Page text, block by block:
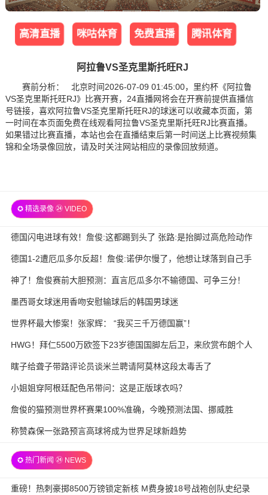
高清直播 咪咕体育 免费直播 腾讯体育
阿拉鲁VS圣克里斯托旺RJ
赛前分析： 北京时间2026-07-09 01:45:00，里约杯《阿拉鲁
VS圣克里斯托旺RJ》比赛开赛，24直播网将会在开赛前提供直播信
号链接，喜欢阿拉鲁VS圣克里斯托旺RJ的球迷可以收藏本页面，第
一时间在本页面免费在线观看阿拉鲁VS圣克里斯托旺RJ比赛直播。
如果错过比赛直播，本站也会在直播结束后第一时间送上比赛视频集
锦和全场录像回放，请及时关注网站相应的录像回放频道。
✪ 精选录像 ㉔ VIDEO
德国闪电进球有效！詹俊:这都踢到头了 张路:是抬脚过高危险动作
德国1-2遭厄瓜多尔反超！詹俊:诺伊尔慢了，他想让球落到自己手
里
神了！詹俊赛前大胆预测：直言厄瓜多尔不输德国、可争三分！
墨西哥女球迷用香吻安慰输球后的韩国男球迷
世界杯最大惨案！张家辉： “我买三千万德国赢”！
HWG！拜仁5500万欧签下23岁德国国脚左后卫，来欣赏布朗个人
集锦
瞎子给聋子带路评论员谈米兰聘请阿莫林这段太毒舌了
小姐姐穿阿根廷配色吊带问：这是正版球衣吗？
詹俊的猫预测世界杯赛果100%准确，今晚预测法国、挪威胜
称赞森保一张路预言高球将成为世界足球新趋势
✪ 热门新闻 ㉔ NEWS
重磅！热刺豪掷8500万镑锁定新核 M费身披18号战袍创队史纪录